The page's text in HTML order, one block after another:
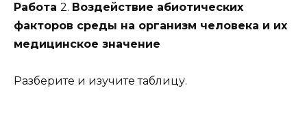
Работа 2. Воздействие абиотических
факторов среды на организм человека и их
медицинское значение
Разберите и изучите таблицу.